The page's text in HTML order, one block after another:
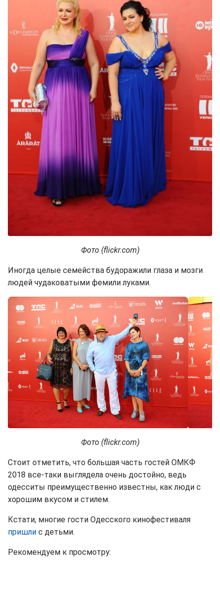
Фото (flickr.com)
Иногда целые семейства будоражили глаза и мозги
людей чудаковатыми фемили луками.
Фото (flickr.com)
Стоит отметить, что большая часть гостей ОМКФ
2018 все-таки выглядела очень достойно, ведь
одесситы преимущественно известны, как люди с
хорошим вкусом и стилем.
Кстати, многие гости Одесского кинофестиваля
пришли с детьми.
Рекомендуем к просмотру: